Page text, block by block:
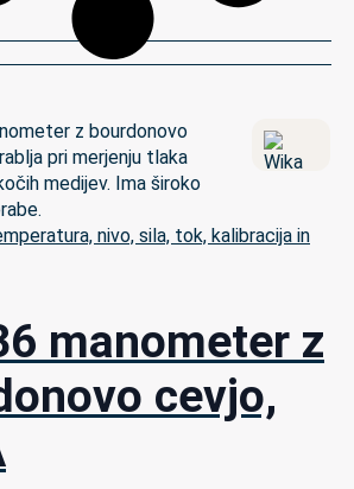
nivo, sila, tok, kalibracija in
manometer z
cevjo,